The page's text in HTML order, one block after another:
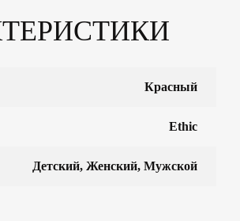
Красный
Ethic
Детский, Женский, Мужской